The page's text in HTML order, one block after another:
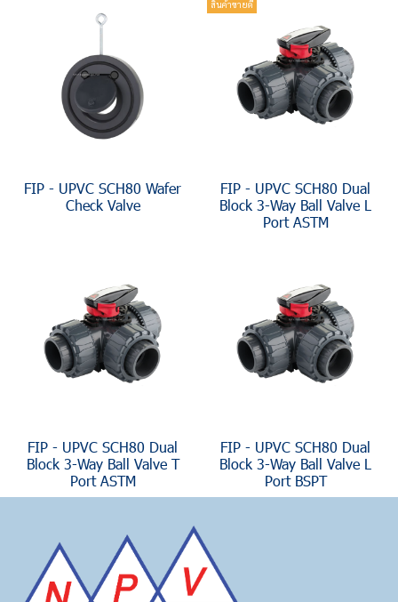
FIP - UPVC SCH80 Wafer
Check Valve
สินค้าขายดี
FIP - UPVC SCH80 Dual
Block 3-Way Ball Valve L
Port ASTM
FIP - UPVC SCH80 Dual
Block 3-Way Ball Valve T
Port ASTM
FIP - UPVC SCH80 Dual
Block 3-Way Ball Valve L
Port BSPT